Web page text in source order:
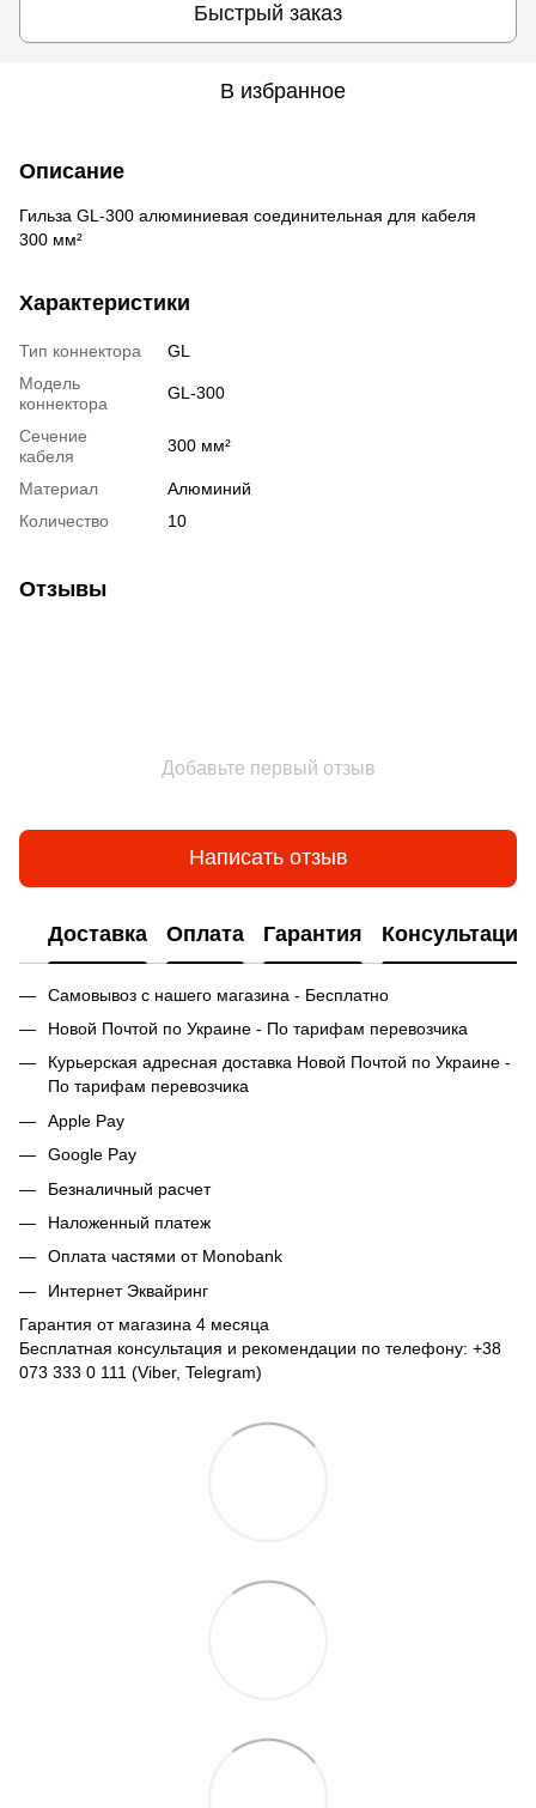
Быстрый заказ
В избранное
Описание
Гильза GL-300 алюминиевая соединительная для кабеля
300 мм²
Характеристики
Тип коннектора
GL
Модель
коннектора
GL-300
Сечение
кабеля
300 мм²
Материал
Алюминий
Количество
10
Отзывы
Добавьте первый отзыв
Написать отзыв
Доставка Оплата Гарантия Консультация
Самовывоз с нашего магазина - Бесплатно
Новой Почтой по Украине - По тарифам перевозчика
Курьерская адресная доставка Новой Почтой по Украине -
По тарифам перевозчика
Apple Pay
Google Pay
Безналичный расчет
Наложенный платеж
Оплата частями от Monobank
Интернет Эквайринг
Гарантия от магазина 4 месяца
Бесплатная консультация и рекомендации по телефону: +38
073 333 0 111 (Viber, Telegram)